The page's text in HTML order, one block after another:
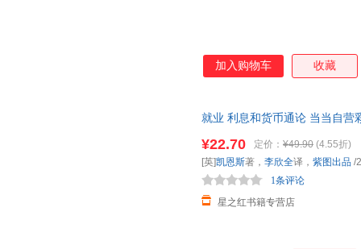
加入购物车 收藏
就业 利息和货币通论 当当自营
¥22.70 定价： ¥49.90 (4.55折)
星之红书籍专营店
1条评论
[英]凯恩斯著， 李欣全译， 紫图出品 /